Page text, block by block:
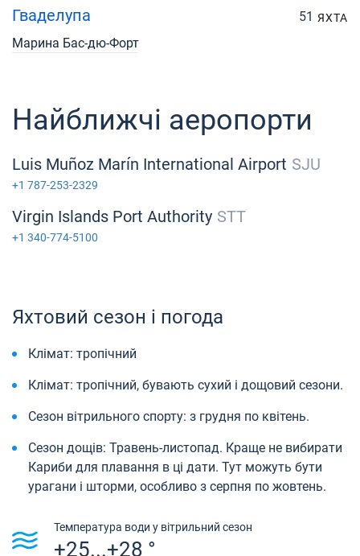
Гваделупа 51 ЯХТА
Марина Бас-дю-Форт
Найближчі аеропорти
Luis Muñoz Marín International Airport SJU
+1 787-253-2329
Virgin Islands Port Authority​ STT
+1 340-774-5100
Яхтовий сезон і погода
Клімат: тропічний
Клімат: тропічний, бувають сухий і дощовий сезони.
Сезон вітрильного спорту: з грудня по квітень.
Сезон дощів: Травень-листопад. Краще не вибирати
Кариби для плавання в ці дати. Тут можуть бути
урагани і шторми, особливо з серпня по жовтень.
Температура води у вітрильний сезон
+25...+28 °